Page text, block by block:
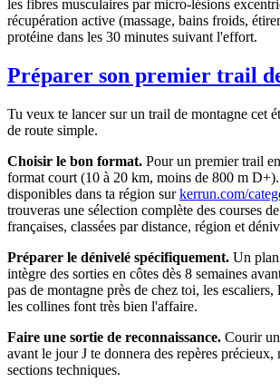
les fibres musculaires par micro-lésions
récupération active (massage, bains froids,
protéine dans les 30 minutes suivant l'effort.
Préparer son premier trail
Tu veux te lancer sur un trail de montagne cet
de route simple.
Choisir le bon format. Pour un premier trail
format court (10 à 20 km, moins de 800 m
disponibles dans ta région surkerrun.com/
trouveras une sélection complète des courses
françaises, classées par distance, région et
Préparer le dénivelé spécifiquement. Un
intègre des sorties en côtes dès 8 semaines
pas de montagne près de chez toi, les escaliers,
les collines font très bien l'affaire.
Faire une sortie de reconnaissance. Courir
avant le jour J te donnera des repères précieux,
sections techniques.